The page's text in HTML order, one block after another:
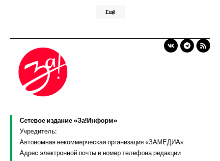
Ещё
Сетевое издание «За!Информ»
Учредитель:
Автономная некоммерческая организация «ЗАМЕДИА»
Адрес электронной почты и номер телефона редакции